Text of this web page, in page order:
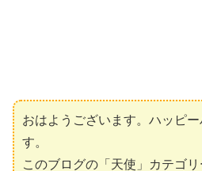
おはようございます。ハッピ
す。
このブログの「天使」カテゴ